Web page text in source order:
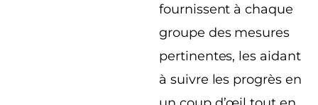
fournissent à chaque
groupe des mesures
pertinentes, les aidant
à suivre les progrès en